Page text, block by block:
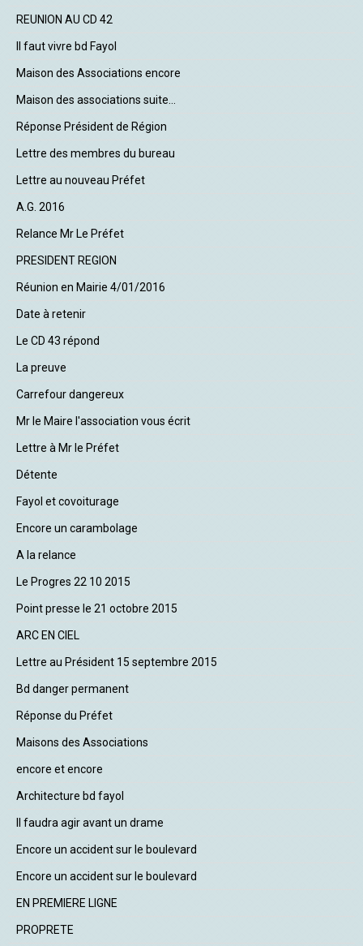
REUNION AU CD 42
Il faut vivre bd Fayol
Maison des Associations encore
Maison des associations suite...
Réponse Président de Région
Lettre des membres du bureau
Lettre au nouveau Préfet
A.G. 2016
Relance Mr Le Préfet
PRESIDENT REGION
Réunion en Mairie 4/01/2016
Date à retenir
Le CD 43 répond
La preuve
Carrefour dangereux
Mr le Maire l'association vous écrit
Lettre à Mr le Préfet
Détente
Fayol et covoiturage
Encore un carambolage
A la relance
Le Progres 22 10 2015
Point presse le 21 octobre 2015
ARC EN CIEL
Lettre au Président 15 septembre 2015
Bd danger permanent
Réponse du Préfet
Maisons des Associations
encore et encore
Architecture bd fayol
Il faudra agir avant un drame
Encore un accident sur le boulevard
Encore un accident sur le boulevard
EN PREMIERE LIGNE
PROPRETE